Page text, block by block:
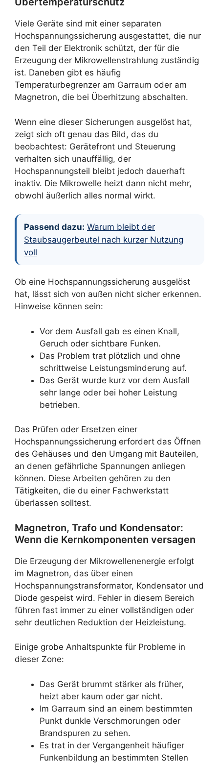
Viele Geräte sind mit einer separaten
Hochspannungssicherung ausgestattet, die nur
den Teil der Elektronik schützt, der für die
Erzeugung der Mikrowellenstrahlung zuständig
ist. Daneben gibt es häufig
Temperaturbegrenzer am Garraum oder am
Magnetron, die bei Überhitzung abschalten.
Wenn eine dieser Sicherungen ausgelöst hat,
zeigt sich oft genau das Bild, das du
beobachtest: Gerätefront und Steuerung
verhalten sich unauffällig, der
Hochspannungsteil bleibt jedoch dauerhaft
inaktiv. Die Mikrowelle heizt dann nicht mehr,
obwohl äußerlich alles normal wirkt.
Passend dazu: Warum bleibt der
Staubsaugerbeutel nach kurzer Nutzung
voll
Ob eine Hochspannungssicherung ausgelöst
hat, lässt sich von außen nicht sicher erkennen.
Hinweise können sein:
Vor dem Ausfall gab es einen Knall,
Geruch oder sichtbare Funken.
Das Problem trat plötzlich und ohne
schrittweise Leistungsminderung auf.
Das Gerät wurde kurz vor dem Ausfall
sehr lange oder bei hoher Leistung
betrieben.
Das Prüfen oder Ersetzen einer
Hochspannungssicherung erfordert das Öffnen
des Gehäuses und den Umgang mit Bauteilen,
an denen gefährliche Spannungen anliegen
können. Diese Arbeiten gehören zu den
Tätigkeiten, die du einer Fachwerkstatt
überlassen solltest.
Magnetron, Trafo und Kondensator:
Wenn die Kernkomponenten versagen
Die Erzeugung der Mikrowellenenergie erfolgt
im Magnetron, das über einen
Hochspannungstransformator, Kondensator und
Diode gespeist wird. Fehler in diesem Bereich
führen fast immer zu einer vollständigen oder
sehr deutlichen Reduktion der Heizleistung.
Einige grobe Anhaltspunkte für Probleme in
dieser Zone:
Das Gerät brummt stärker als früher,
heizt aber kaum oder gar nicht.
Im Garraum sind an einem bestimmten
Punkt dunkle Verschmorungen oder
Brandspuren zu sehen.
Es trat in der Vergangenheit häufiger
Funkenbildung an bestimmten Stellen